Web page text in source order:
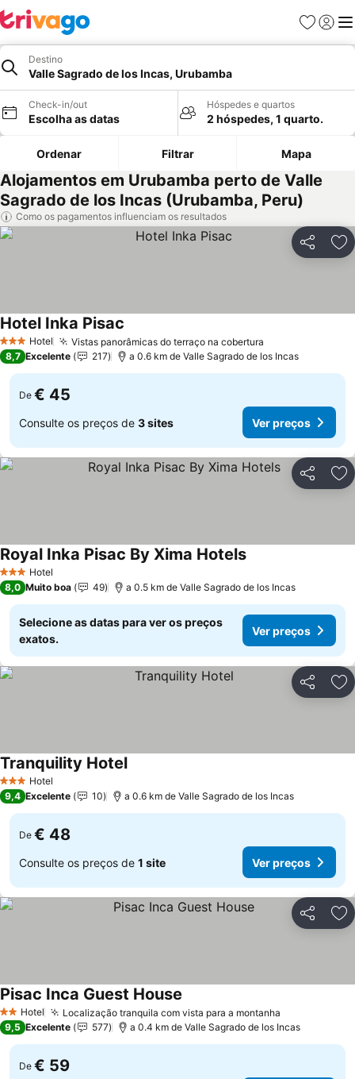
Favoritos
Iniciar
Destino
Valle Sagrado de los Incas, Urubamba
Check-in/out
Escolha as datas
Hóspedes e quartos
2 hóspedes, 1 quarto.
Ordenar Filtrar Mapa
Alojamentos em Urubamba perto de Valle
Sagrado de los Incas (Urubamba, Peru)
Como os pagamentos influenciam os resultados
Partilhar
3 EstrelasHotel Vistas panorâmicas do terraço na cobertura
Hotel Inka Pisac
8,7 Excelente 217 a 0.6 km de Valle Sagrado de los Incas
De € 45
Consulte os preços de 3 sites Ver preços
Partilhar
3 EstrelasHotel
Royal Inka Pisac By Xima Hotels
8,0 Muito boa 49 a 0.5 km de Valle Sagrado de los Incas
Selecione as datas para ver os preços
exatos.
Ver preços
Partilhar
3 EstrelasHotel
Tranquility Hotel
9,4 Excelente 10 a 0.6 km de Valle Sagrado de los Incas
De € 48
Consulte os preços de 1 site Ver preços
Partilhar
2 Estrelas
Hotel Localização tranquila com vista para a montanha
Pisac Inca Guest House
9,5 Excelente 577 a 0.4 km de Valle Sagrado de los Incas
De € 59